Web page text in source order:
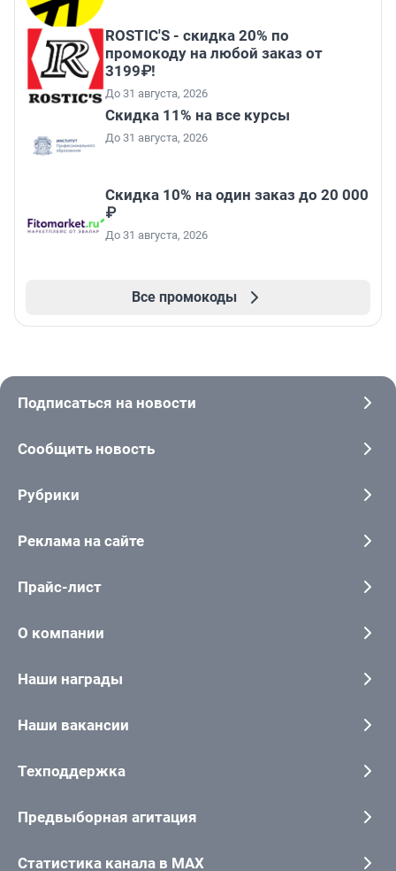
ROSTIC'S - скидка 20% по
промокоду на любой заказ от
3199₽!
До 31 августа, 2026
Скидка 11% на все курсы
До 31 августа, 2026
Скидка 10% на один заказ до 20 000
₽
До 31 августа, 2026
Все промокоды
Подписаться на новости
Сообщить новость
Рубрики
Реклама на сайте
Прайс-лист
О компании
Наши награды
Наши вакансии
Техподдержка
Предвыборная агитация
Статистика канала в MAX